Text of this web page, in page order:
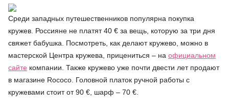
Среди западных путешественников популярна покупка
кружев. Россияне не платят 40 € за вещь, которую за три дня
свяжет бабушка. Посмотреть, как делают кружево, можно в
мастерской Центра кружева, прицениться – на официальном
сайте компании. Также кружево уже почти двести лет продают
в магазине Rococo. Головной платок ручной работы с
кружевами стоит от 90 €, шарф – 70 €.